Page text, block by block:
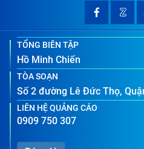
TỔNG BIÊN TẬP
Hồ Minh Chiến
TÒA SOẠN
Số 2 đường Lê Đức Thọ,
LIÊN HỆ QUẢNG CÁO
0909 750 307